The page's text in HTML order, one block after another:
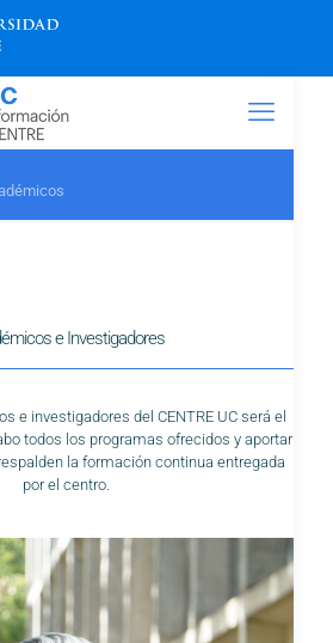
e Investigadores
e investigadores del CENTRE UC será el
todos los programas ofrecidos y aportar
la formación continua entregada
por el centro.